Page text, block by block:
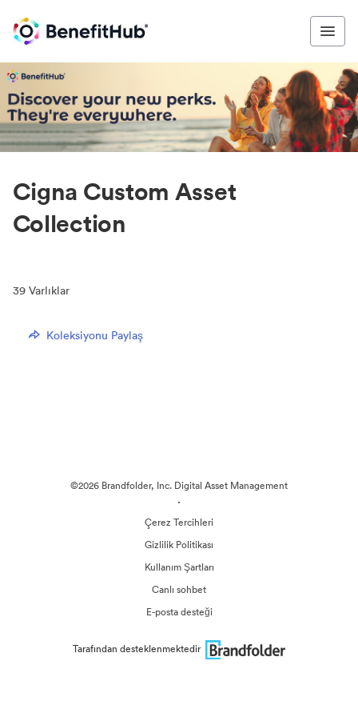
Cigna Custom Asset
Collection
39 Varlıklar
Koleksiyonu Paylaş
©2026 Brandfolder, Inc. Digital Asset Management
·
Çerez Tercihleri
Gizlilik Politikası
Kullanım Şartları
Canlı sohbet
E-posta desteği
Tarafından desteklenmektedir